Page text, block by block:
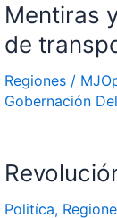
Mentiras
de
Regiones/
Gobernación
Politíca,